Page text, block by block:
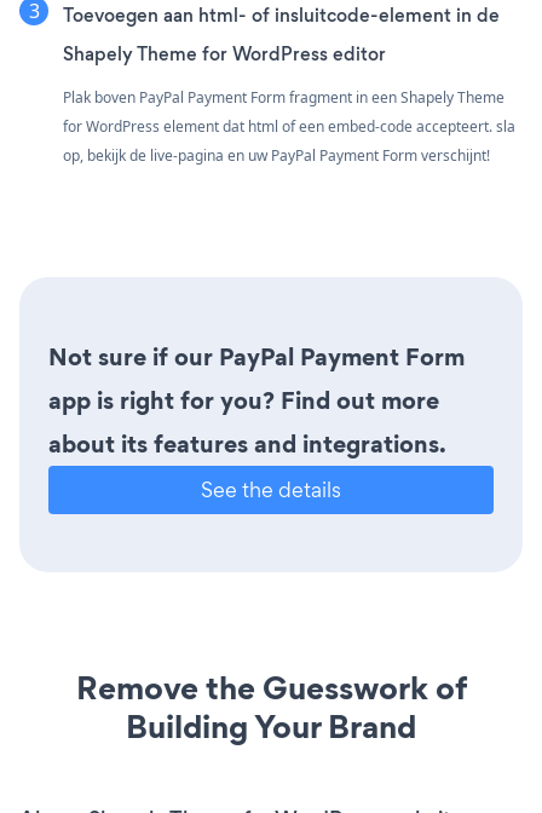
Toevoegen aan html- of insluitcode-element in de
Shapely Theme for WordPress editor
Plak boven PayPal Payment Form fragment in een Shapely Theme
for WordPress element dat html of een embed-code accepteert. sla
op, bekijk de live-pagina en uw PayPal Payment Form verschijnt!
Not sure if our PayPal Payment Form
app is right for you? Find out more
about its features and integrations.
See the details
Remove the Guesswork of
Building Your Brand